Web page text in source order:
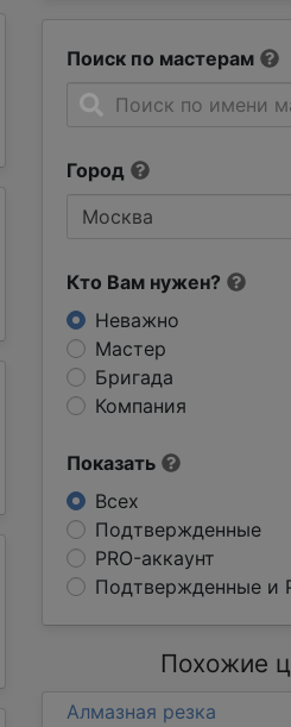
Поиск по мастерам
Город
Кто Вам нужен?
Неважно
Мастер
Бригада
Компания
Показать
Всех
Подтвержденные
PRO-аккаунт
Подтвержденные и
Похожие
Алмазная резка